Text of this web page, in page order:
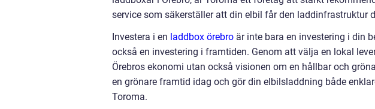
service som säkerställer att din elbil får den laddinfrastruktur
Investera i en laddbox örebro är inte bara en investering i din
också en investering i framtiden. Genom att välja en lokal
Örebros ekonomi utan också visionen om en hållbar och
en grönare framtid idag och gör din elbilsladdning både
Toroma.